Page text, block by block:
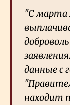
"С марта
данные с
находит